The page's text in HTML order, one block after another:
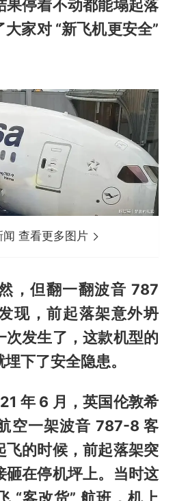
果停着不动都能塌起落
家对 “新飞机更安全”
闻 查看更多图片
，但翻一翻波音 787
现，前起落架意外坍
次发生了，这款机型的
下了安全隐患。
年 6 月，英国伦敦希
空一架波音 787-8 客
飞的时候，前起落架突
砸在停机坪上。当时这